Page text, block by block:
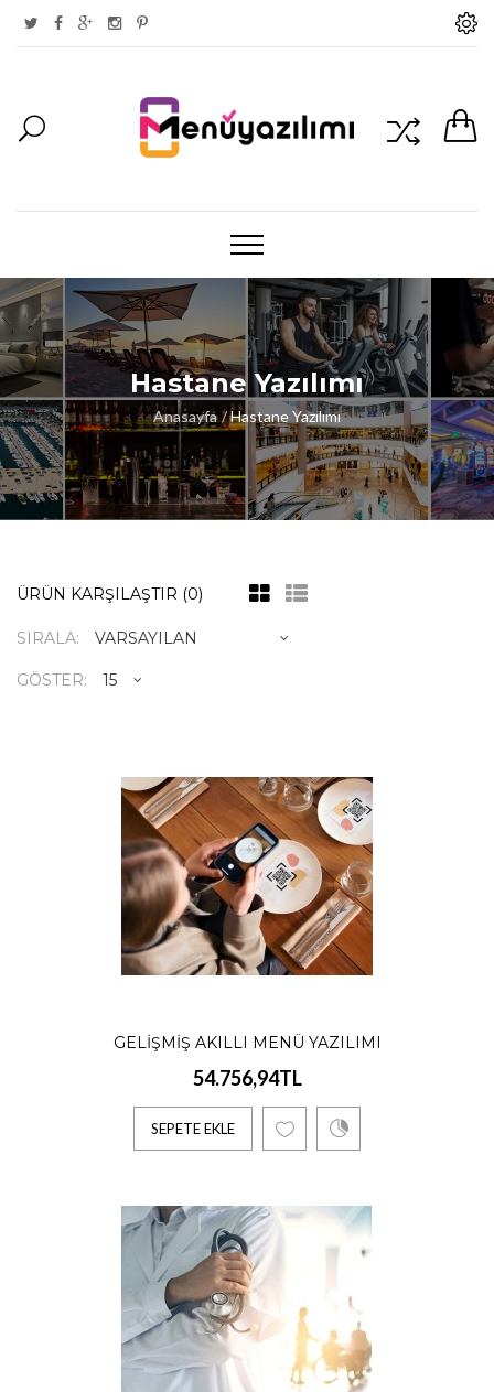
Hastane Yazılımı
Anasayfa Hastane Yazılımı
ÜRÜN KARŞILAŞTIR (0)
SIRALA:
GÖSTER:
54.756,94TL
Yıllık Ödeme Peşin Alınır. Sınırsız Okutma.
Maksimum 500 Oda/Masa1- Ürün Ekleme 2-
Ürün Düzenle..
Hastane Yönetim Yazılımı
54.756,94TL
Yıllık Peşin Ödeme Alınır. Profesyonel Sürüm
Maksimum 500 OdaHastane Yönetim
YazılımıHastalarınız“Ha..
SEPETE EKLE
GELIŞMIŞ AKILLI MENÜ YAZILIMI
54.756,94TL
SEPETE EKLE